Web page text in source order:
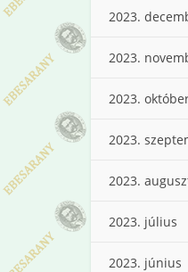
2023.
2023.
2023.
2023.
2023.
2023. július
2023. június